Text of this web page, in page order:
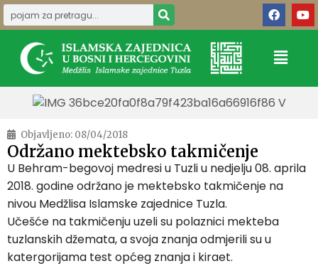
Objavljeno: 08/04/2018
Održano mektebsko takmičenje
U Behram-begovoj medresi u Tuzli u nedjelju 08. aprila
2018. godine održano je mektebsko takmičenje na
nivou Medžlisa Islamske zajednice Tuzla.
Učešće na takmičenju uzeli su polaznici mekteba
tuzlanskih džemata, a svoja znanja odmjerili su u
katergorijama test općeg znanja i kiraet.